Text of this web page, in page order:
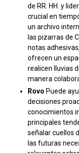
de RR. HH. y
crucial en
un archivo
las pizarras de
notas
ofrecen un
realicen lluvias
manera
Rovo Puede
decisiones
conocimientos
principales
señalar cuellos
las futuras